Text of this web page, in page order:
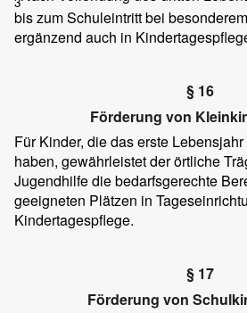
bis zum Schuleintritt bei
ergänzend auch in
§ 16
Förderung von
Für Kinder, die das erste
haben, gewährleistet der örtliche
Jugendhilfe die bedarfsgerechte
geeigneten Plätzen in
Kindertagespflege.
§ 17
Förderung von